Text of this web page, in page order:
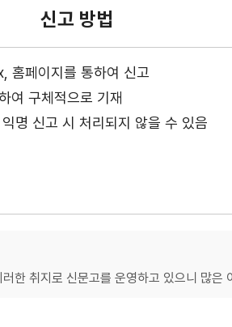
신고 방법
홈페이지를 통하여 신고
여 구체적으로 기재
명 신고 시 처리되지 않을 수 있음
한 취지로 신문고를 운영하고 있으니 많은